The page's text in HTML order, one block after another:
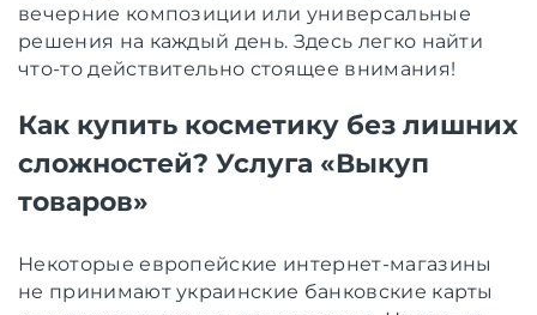
вечерние композиции или универсальные
решения на каждый день. Здесь легко найти
что-то действительно стоящее внимания!
Как купить косметику без лишних
сложностей? Услуга «Выкуп
товаров»
Некоторые европейские интернет-магазины
не принимают украинские банковские карты